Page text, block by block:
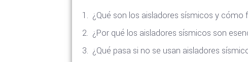
¿Qué son los aisladores sísmicos y cómo
¿Por qué los aisladores sísmicos son
¿Qué pasa si no se usan aisladores